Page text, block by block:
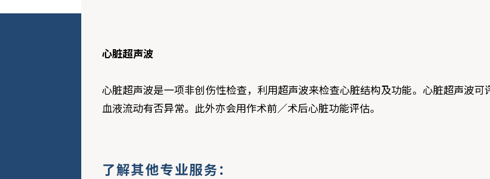
心脏超声波
心脏超声波是一项非创伤性检查，利用超声波来检查心脏结构及功能。心脏超声波
血液流动有否异常。此外亦会用作术前／术后心脏功能评估。
了解其他专业服务：